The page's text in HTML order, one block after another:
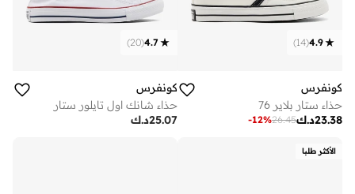
4.9
(
14
)
كونفرس
حذاء ستار بلاير 76
د.ك23.38
26.45
-12%
4.7
(
20
)
كونفرس
حذاء شانك اول تايلور ستار
د.ك25.07
الأكثر طلبا